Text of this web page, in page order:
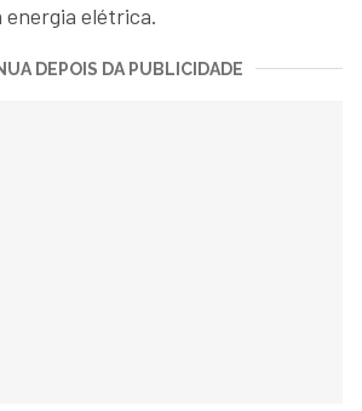
energia elétrica.
DEPOIS DA PUBLICIDADE